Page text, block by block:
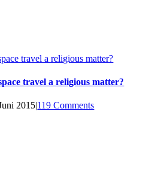
travel a religious matter?
travel a religious matter?
2015|119 Comments